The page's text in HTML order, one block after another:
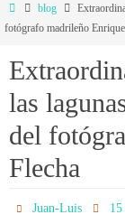
Inicioblog
fotógrafo madrileño
las
del
Flecha
Juan-Luis